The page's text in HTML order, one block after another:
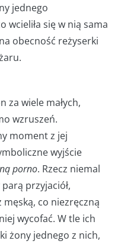
jednego
się w nią sama
obecność reżyserki
za wiele małych,
wzruszeń.
moment z jej
wyjście
porno. Rzecz niemal
przyjaciół,
co niezręczną
wycofać. W tle ich
żony jednego z nich,